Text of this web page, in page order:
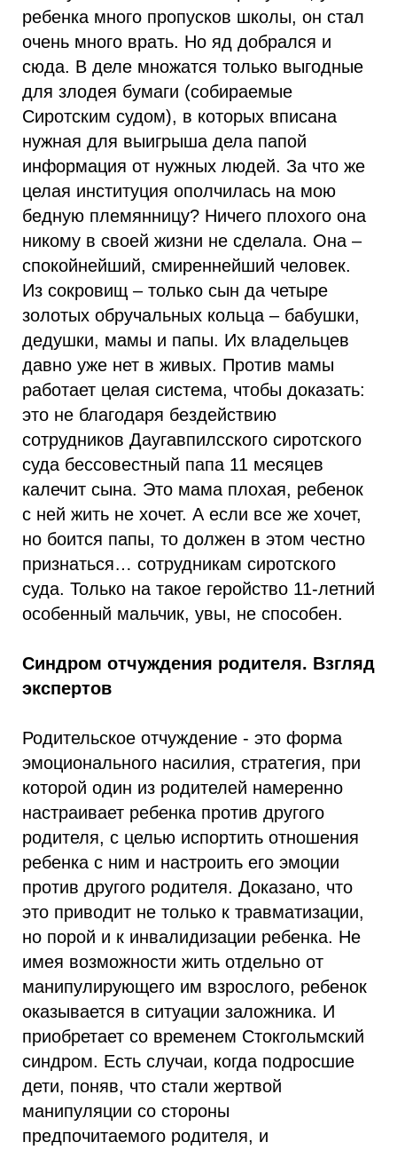
ребенка много пропусков школы, он стал
очень много врать. Но яд добрался и
сюда. В деле множатся только выгодные
для злодея бумаги (собираемые
Сиротским судом), в которых вписана
нужная для выигрыша дела папой
информация от нужных людей. За что же
целая институция ополчилась на мою
бедную племянницу? Ничего плохого она
никому в своей жизни не сделала. Она –
спокойнейший, смиреннейший человек.
Из сокровищ – только сын да четыре
золотых обручальных кольца – бабушки,
дедушки, мамы и папы. Их владельцев
давно уже нет в живых. Против мамы
работает целая система, чтобы доказать:
это не благодаря бездействию
сотрудников Даугавпилсского сиротского
суда бессовестный папа 11 месяцев
калечит сына. Это мама плохая, ребенок
с ней жить не хочет. А если все же хочет,
но боится папы, то должен в этом честно
признаться… сотрудникам сиротского
суда. Только на такое геройство 11-летний
особенный мальчик, увы, не способен.
Синдром отчуждения родителя. Взгляд
экспертов
Родительское отчуждение - это форма
эмоционального насилия, стратегия, при
которой один из родителей намеренно
настраивает ребенка против другого
родителя, с целью испортить отношения
ребенка с ним и настроить его эмоции
против другого родителя. Доказано, что
это приводит не только к травматизации,
но порой и к инвалидизации ребенка. Не
имея возможности жить отдельно от
манипулирующего им взрослого, ребенок
оказывается в ситуации заложника. И
приобретает со временем Стокгольмский
синдром. Есть случаи, когда подросшие
дети, поняв, что стали жертвой
манипуляции со стороны
предпочитаемого родителя, и